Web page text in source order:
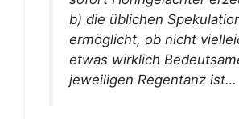
b) die üblichen
ermöglicht, ob nicht
etwas wirklich
jeweiligen Regentanz ist…